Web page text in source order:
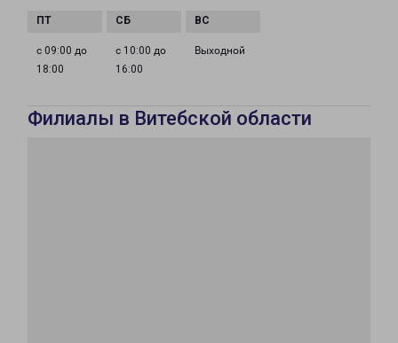
с 09:00 до
18:00
с 10:00 до
16:00
Выходной
Филиалы в Витебской области